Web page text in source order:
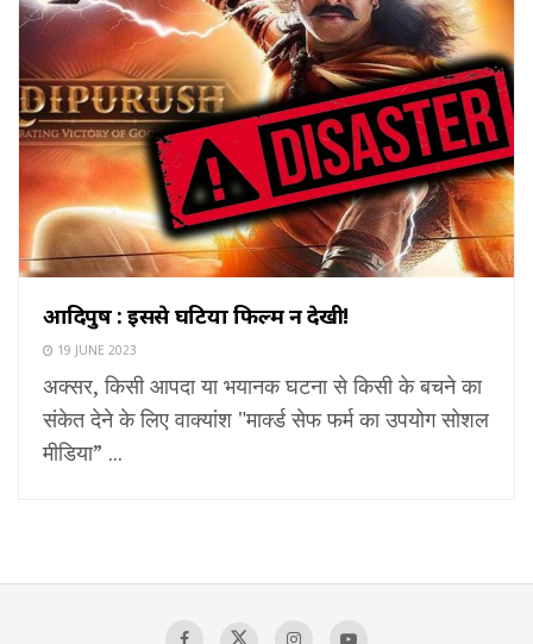
आदिपुरुष : इससे घटिया फिल्म न देखी!
19 JUNE 2023
अक्सर, किसी आपदा या भयानक घटना से किसी के बचने का
संकेत देने के लिए वाक्यांश "मार्क्ड सेफ फर्म का उपयोग सोशल
मीडिया” ...